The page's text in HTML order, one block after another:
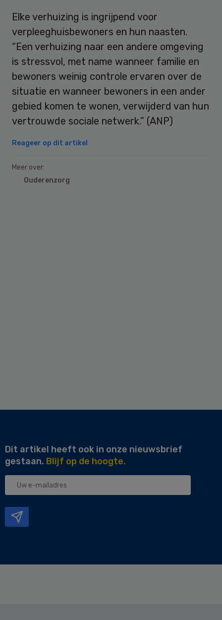
Elke verhuizing is ingrijpend voor
verpleeghuisbewoners en hun naasten.
“Een verhuizing naar een andere omgeving
is stressvol, met name wanneer familie en
bewoners weinig controle ervaren over de
situatie en wanneer bewoners in een ander
gebied komen te wonen, verwijderd van hun
vertrouwde sociale netwerk.” (ANP)
Reageer op dit artikel
Meer over:
Ouderenzorg
Dit artikel heeft ook in onze nieuwsbrief
gestaan. Blijf op de hoogte.
Uw